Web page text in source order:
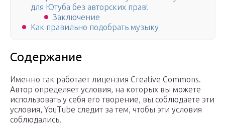
для Ютуба без авторских прав!
Заключение
Как правильно подобрать музыку
Содержание
Именно так работает лицензия Creative Commons.
Автор определяет условия, на которых вы можете
использовать у себя его творение, вы соблюдаете эти
условия, YouTube следит за тем, чтобы эти условия
соблюдались.